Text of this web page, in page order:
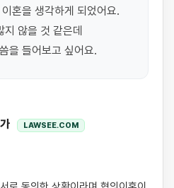
혼을 생각하게 되었어요.
않을 것 같은데
을 들어보고 싶어요.
LAWSEE.COM